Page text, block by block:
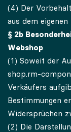
(4) Der
aus dem
§ 2b
Webshop
(1) Soweit der
shop.rm-
Verkäufers
Bestimmungen
Widersprüchen
(2) Die